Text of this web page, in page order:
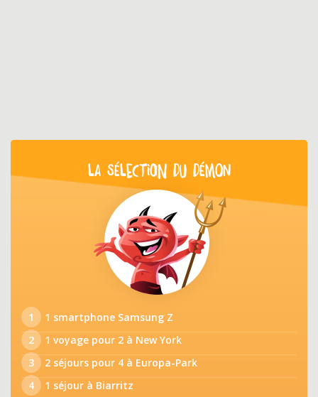
LA SÉLECTION DU DÉMON
1
1 smartphone Samsung Z
2
1 voyage pour 2 à New York
3
2 séjours pour 4 à Europa-Park
4
1 séjour à Biarritz